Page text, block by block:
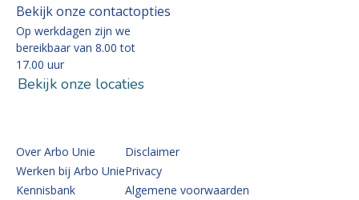
Bekijk onze contactopties
Op werkdagen zijn we
bereikbaar van 8.00 tot
17.00 uur
Bekijk onze locaties
Over Arbo Unie
Werken bij Arbo Unie
Kennisbank
Disclaimer
Privacy
Algemene voorwaarden